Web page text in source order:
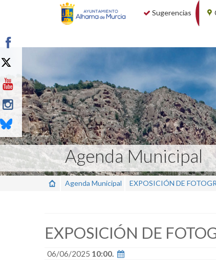
Sugerencias
Agenda Municipal
Agenda Municipal EXPOSICIÓN DE
EXPOSICIÓN DE
06/06/2025 10:00.